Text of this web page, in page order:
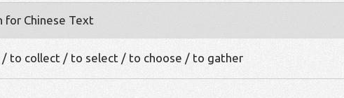
for Chinese Text
to collect / to select / to choose / to gather